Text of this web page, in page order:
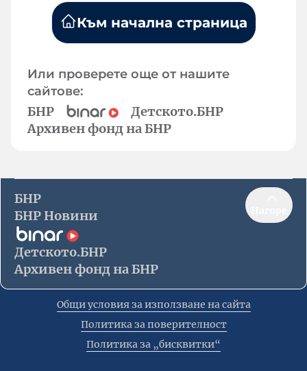
Към начална страница
Или проверете още от нашите
сайтове:
БНР
Детското.БНР
Архивен фонд на БНР
БНР
БНР Новини
Детското.БНР
Архивен фонд на БНР
Общи условия за използване на сайта
Политика за поверителност
Политика за „бисквитки“